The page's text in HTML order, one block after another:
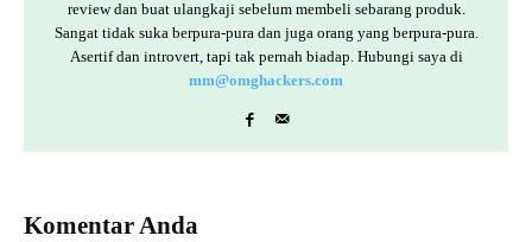
review dan buat ulangkaji sebelum membeli sebarang produk.
Sangat tidak suka berpura-pura dan juga orang yang berpura-pura.
Asertif dan introvert, tapi tak pernah biadap. Hubungi saya di
mm@omghackers.com
Komentar Anda